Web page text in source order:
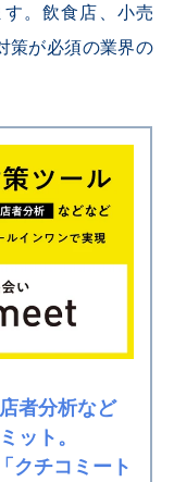
。飲食店、小売
策が必須の業界の
者分析など
ット。
クチコミート